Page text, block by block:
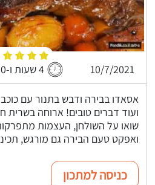
10/7/2021 4 שעות ו-20 דקות
אסאדו בבירה ודבש בתנור עם
ועוד דברים טובים! ארוחה
שואו על השולחן, העצמות
ואפקט טעם הבירה גם מורגש,
כניסה למתכון